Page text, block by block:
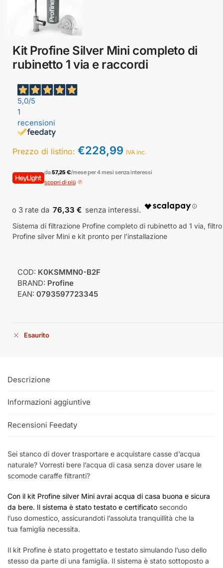
Kit Profine Silver Mini completo di
rubinetto 1 via e raccordi
5,0/5
1
recensioni
Prezzo di listino: €228,99 IVA inc.
da57,25 €/mese per 4 mesi senza interessi
scopri di più
76,33 €
Sistema di filtrazione Profine completo di rubinetto ad 1 via, filtro
Profine silver Mini e kit pronto per l’installazione
COD: K0KSMMN0-B2F
BRAND: Profine
EAN: 0793597723345
Esaurito
Descrizione
Informazioni aggiuntive
Recensioni Feedaty
Sei stanco di dover trasportare e acquistare casse d’acqua
naturale? Vorresti bere l’acqua di casa senza dover usare le
scomode caraffe filtranti?
Con il kit Profine silver Mini avrai acqua di casa buona e sicura
da bere. Il sistema è stato testato e certificato secondo
l’uso domestico, assicurandoti l’assoluta tranquillità che la
tua famiglia necessita.
Il kit Profine è stato progettato e testato simulando l’uso dello
stesso da parte di una famiglia. Il sistema è stato sottoposto a